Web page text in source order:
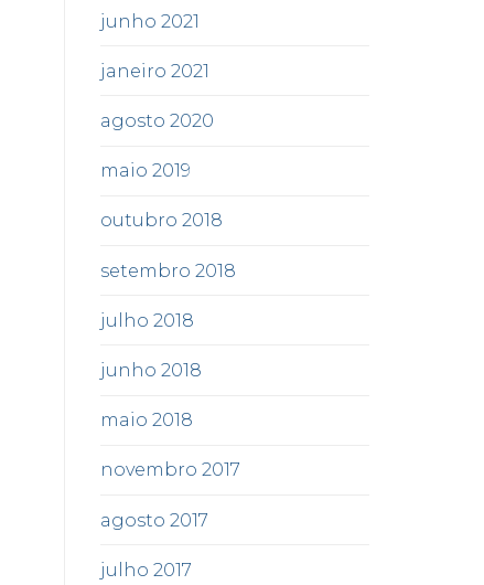
junho 2021
janeiro 2021
agosto 2020
maio 2019
outubro 2018
setembro 2018
julho 2018
junho 2018
maio 2018
novembro 2017
agosto 2017
julho 2017